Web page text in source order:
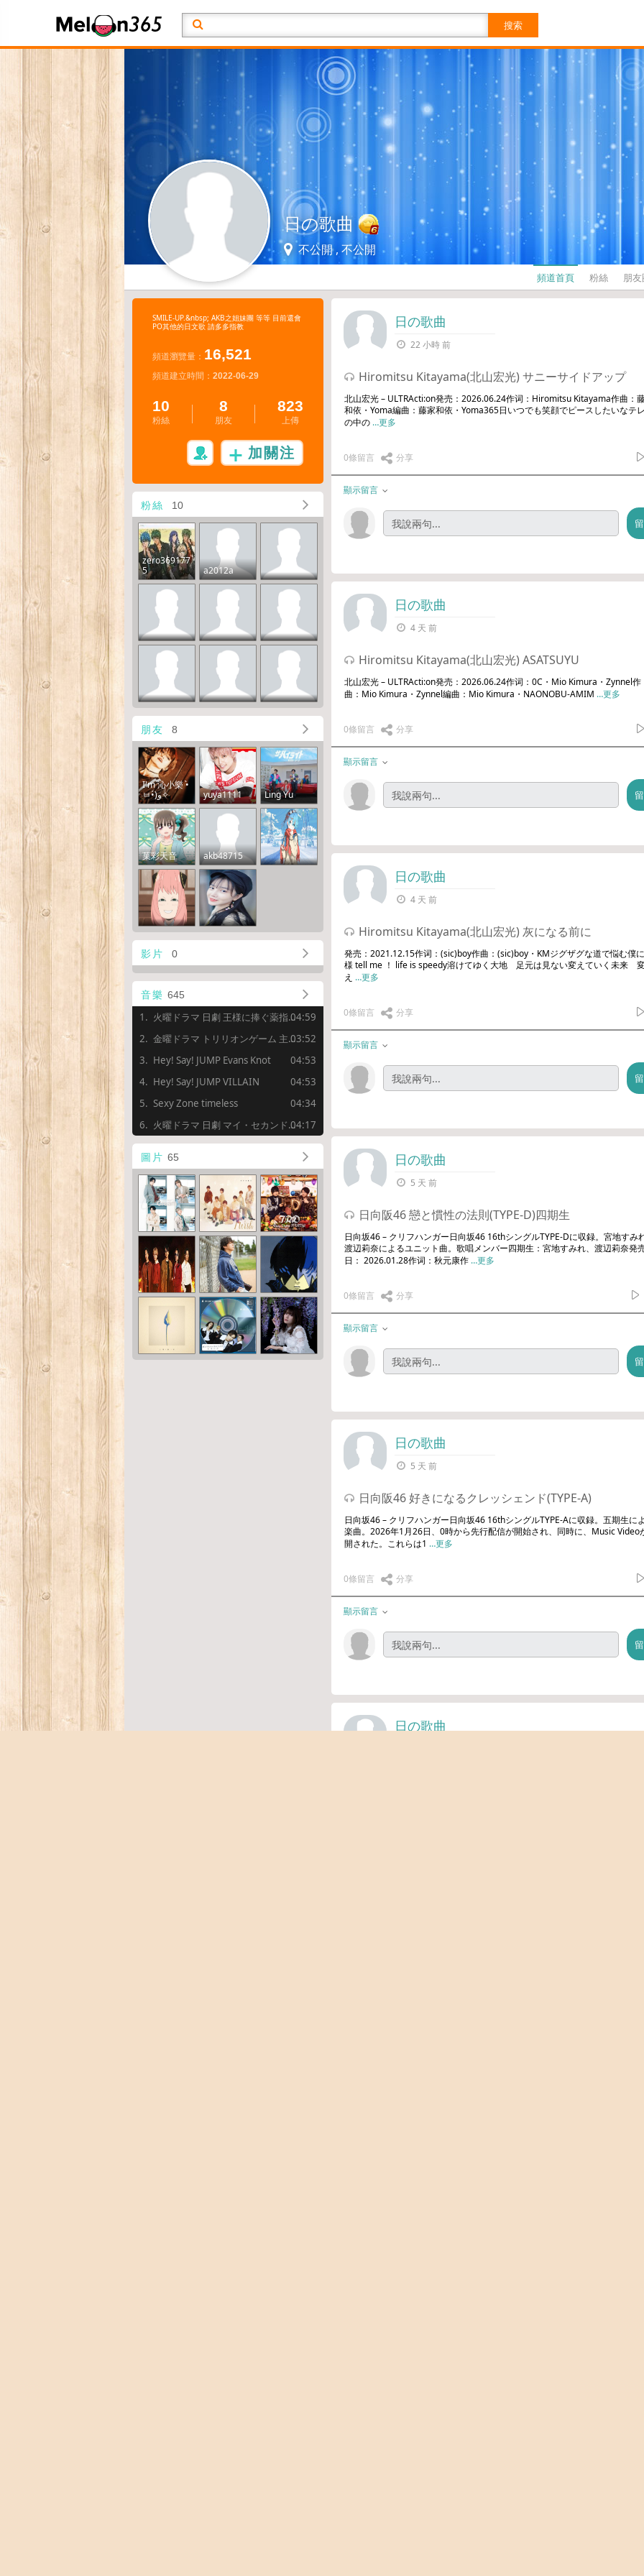
搜索
日の歌曲
不公開 , 不公開
頻道首頁 粉絲 朋
SMILE-UP.&nbsp; AKB之姐妹團 等等 目前還會
PO其他的日文歌 請多多指教
頻道瀏覽量： 16,521
頻道建立時間： 2022-06-29
10
粉絲
8
朋友
823
上傳
加關注
粉絲 10
zero369177
5
a2012a
朋友 8
I'm 沁小樂 •̀
ㅂ•́)و✧
yuya1111 Ling Yu
菓彩天音 akb48715
影片 0
音樂 645
火曜ドラマ 日劇 王様に捧ぐ薬指 主題曲 DEAR MY LOVER [歌:Hey! Say! JUMP]
04:59
金曜ドラマ トリリオンゲーム 主題曲 Dangerholic [歌:Snow Man]
03:52
Hey! Say! JUMP Evans Knot
04:53
Hey! Say! JUMP VILLAIN
04:53
Sexy Zone timeless
04:34
火曜ドラマ 日劇 マイ・セカンド・アオハル 主題曲 I Wish [歌:なにわ男子]
04:17
圖片 65
日の歌曲
22 小時 前
Hiromitsu Kitayama(北山宏光) サニーサイドアップ
北山宏光 – ULTRActi:on発売：2026.06.24作词：Hiromitsu Kitayama作曲：
和依・Yoma編曲：藤家和依・Yoma365日いつでも笑顔でピースしたいなテ
の中の …更多
0條留言 分享
顯示留言
日の歌曲
4 天 前
Hiromitsu Kitayama(北山宏光) ASATSUYU
北山宏光 – ULTRActi:on発売：2026.06.24作词：0C・Mio Kimura・Zynnel作
曲：Mio Kimura・Zynnel編曲：Mio Kimura・NAONOBU-AMIM …更多
0條留言 分享
顯示留言
日の歌曲
4 天 前
Hiromitsu Kitayama(北山宏光) 灰になる前に
発売：2021.12.15作词：(sic)boy作曲：(sic)boy・KMジグザグな道で悩む僕
様 tell me ！ life is speedy溶けてゆく大地 足元は見ない変えていく未来
え …更多
0條留言 分享
顯示留言
日の歌曲
5 天 前
日向阪46 戀と慣性の法則(TYPE-D)四期生
日向坂46 – クリフハンガー日向坂46 16thシングルTYPE-Dに収録。宮地すみ
渡辺莉奈によるユニット曲。歌唱メンバー四期生：宮地すみれ、渡辺莉奈発
日： 2026.01.28作词：秋元康作 …更多
0條留言 分享
顯示留言
日の歌曲
5 天 前
日向阪46 好きになるクレッシェンド(TYPE-A)
日向坂46 – クリフハンガー日向坂46 16thシングルTYPE-Aに収録。五期生に
楽曲。2026年1月26日、0時から先行配信が開始され、同時に、Music Video
開された。これらは1 …更多
0條留言 分享
顯示留言
日の歌曲